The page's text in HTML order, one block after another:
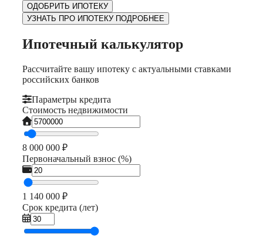
ОДОБРИТЬ ИПОТЕКУ
УЗНАТЬ ПРО ИПОТЕКУ ПОДРОБНЕЕ
Ипотечный калькулятор
Рассчитайте вашу ипотеку с актуальными ставками
российских банков
Параметры кредита
Стоимость недвижимости
8 000 000 ₽
Первоначальный взнос (%)
1 140 000 ₽
Срок кредита (лет)